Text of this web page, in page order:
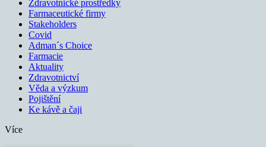
Zdravotnické prostředky
Farmaceutické firmy
Stakeholders
Covid
Adman´s Choice
Farmacie
Aktuality
Zdravotnictví
Věda a výzkum
Pojištění
Ke kávě a čaji
Více